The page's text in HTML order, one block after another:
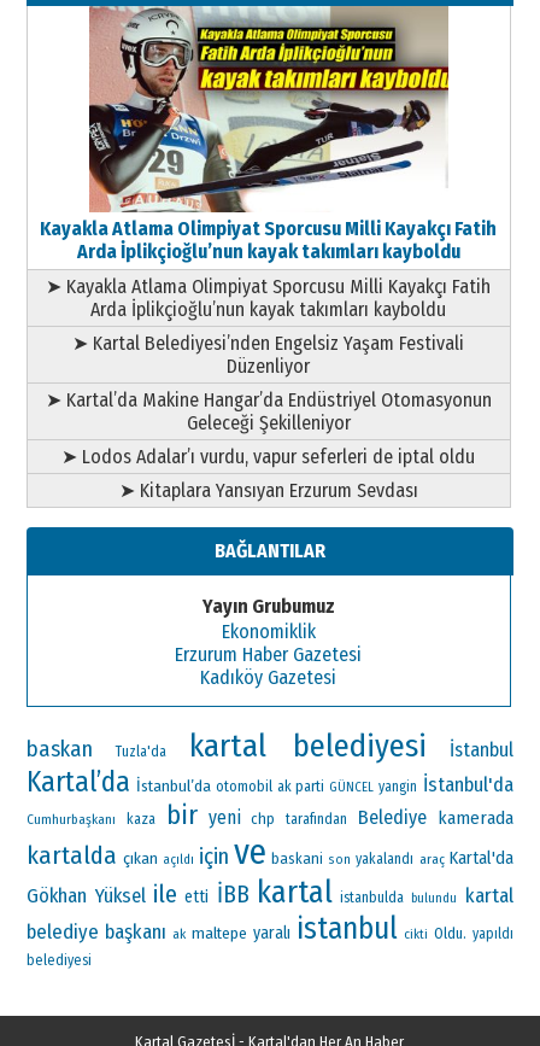
11 Mayıs 2026 Pazartesi
Kayakla Atlama Olimpiyat Sporcusu Milli Kayakçı Fatih
Arda İplikçioğlu’nun kayak takımları kayboldu
➤ Kayakla Atlama Olimpiyat Sporcusu Milli Kayakçı Fatih
Arda İplikçioğlu’nun kayak takımları kayboldu
➤ Kartal Belediyesi’nden Engelsiz Yaşam Festivali
Düzenliyor
➤ Kartal’da Makine Hangar’da Endüstriyel Otomasyonun
Geleceği Şekilleniyor
➤ Lodos Adalar’ı vurdu, vapur seferleri de iptal oldu
➤ Kitaplara Yansıyan Erzurum Sevdası
BAĞLANTILAR
Yayın Grubumuz
Ekonomiklik
Erzurum Haber Gazetesi
Kadıköy Gazetesi
baskan Tuzla'da kartal belediyesi İstanbul
Kartal’da İstanbul’da otomobil ak parti GÜNCEL yangin İstanbul'da
Cumhurbaşkanı kaza bir yeni chp tarafından Belediye kamerada
kartalda çıkan açıldı için ve baskani son yakalandı araç Kartal'da
Gökhan Yüksel ile etti İBB kartal istanbulda bulundu
kartal
belediye başkanı ak maltepe yaralı istanbul cikti Oldu. yapıldı
belediyesi
Kartal Gazetesİ - Kartal'dan Her An Haber